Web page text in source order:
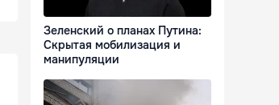
Зеленский о планах Путина:
Скрытая мобилизация и
манипуляции